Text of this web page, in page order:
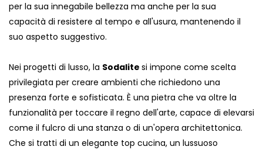
per la sua innegabile bellezza ma anche per la sua
capacità di resistere al tempo e all'usura, mantenendo il
suo aspetto suggestivo.
Nei progetti di lusso, la Sodalite si impone come scelta
privilegiata per creare ambienti che richiedono una
presenza forte e sofisticata. È una pietra che va oltre la
funzionalità per toccare il regno dell'arte, capace di elevarsi
come il fulcro di una stanza o di un'opera architettonica.
Che si tratti di un elegante top cucina, un lussuoso